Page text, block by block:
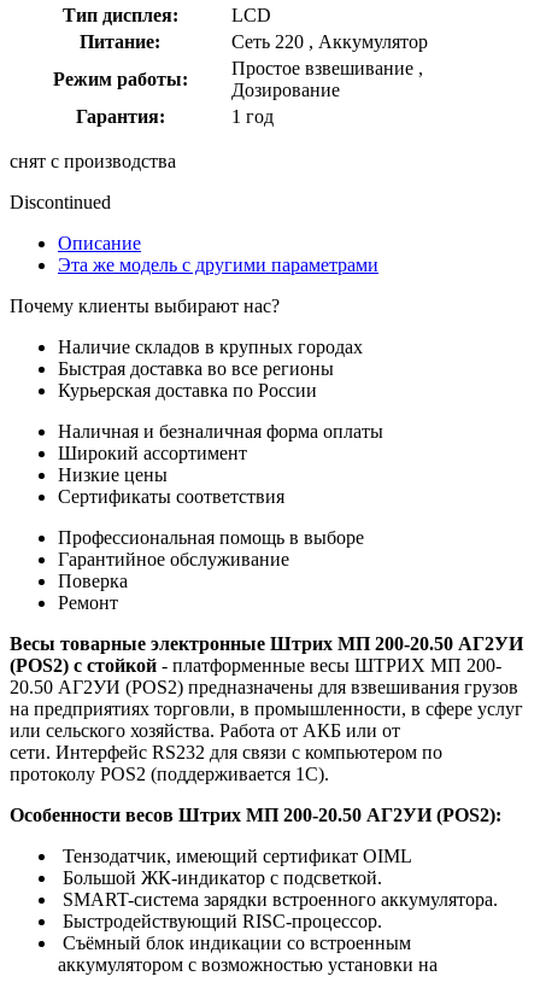
Тип дисплея:
LCD
Питание:
Сеть 220 , Аккумулятор
Режим работы:
Простое взвешивание ,
Дозирование
Гарантия:
1 год
снят с производства
Discontinued
Описание
Эта же модель с другими параметрами
Почему клиенты выбирают нас?
Наличие складов в крупных городах
Быстрая доставка во все регионы
Курьерская доставка по России
Наличная и безналичная форма оплаты
Широкий ассортимент
Низкие цены
Сертификаты соответствия
Профессиональная помощь в выборе
Гарантийное обслуживание
Поверка
Ремонт
Весы товарные электронные Штрих МП 200-20.50 АГ2УИ
(POS2) с стойкой - платформенные весы ШТРИХ МП 200-
20.50 АГ2УИ (POS2) предназначены для взвешивания грузов
на предприятиях торговли, в промышленности, в сфере услуг
или сельского хозяйства. Работа от АКБ или от
сети. Интерфейс RS232 для связи с компьютером по
протоколу POS2 (поддерживается 1С).
Особенности весов Штрих МП 200-20.50 АГ2УИ (POS2):
Тензодатчик, имеющий сертификат OIML
Большой ЖК-индикатор с подсветкой.
SMART-cистема зарядки встроенного аккумулятора.
Быстродействующий RISC-процессор.
Съёмный блок индикации со встроенным
аккумулятором с возможностью установки на